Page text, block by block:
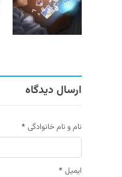
ارسال دیدگاه
نام و نام خانوادگی *
ایمیل *